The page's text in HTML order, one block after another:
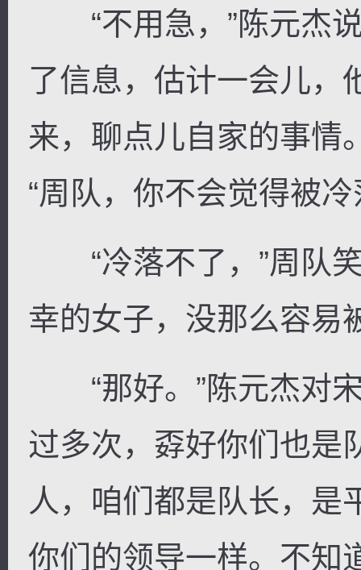
“不用急，”陈元杰说
了信息，估计一会儿，
来，聊点儿自家的事情
“周队，你不会觉得被冷
“冷落不了，”周队笑
幸的女子，没那么容易
“那好。”陈元杰对宋
过多次，孬好你们也是
人，咱们都是队长，是
你们的领导一样。不知